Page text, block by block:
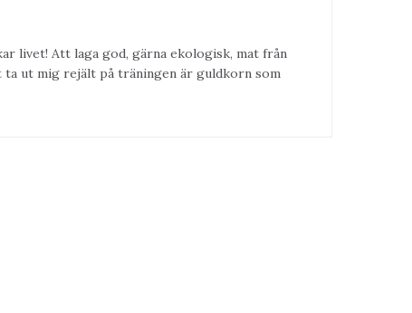
livet! Att laga god, gärna ekologisk, mat från
ta ut mig rejält på träningen är guldkorn som